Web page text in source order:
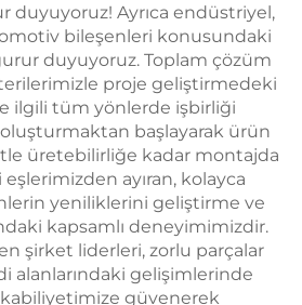
duyuyoruz! Ayrıca endüstriyel,
bileşenleri konusundaki
duyuyoruz. Toplam çözüm
proje geliştirmedeki
ilgili tüm yönlerde işbirliği
başlayarak ürün
üretebilirliğe kadar montajda
ayıran, kolayca
yeniliklerini geliştirme ve
kapsamlı deneyimimizdir.
şirket liderleri, zorlu parçalar
alanlarındaki gelişimlerinde
kabiliyetimize güvenerek